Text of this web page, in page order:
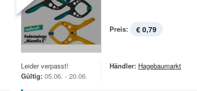
Preis: € 0,79
Leider verpasst!
Gültig: 05.06. - 20.06.
Händler: Hagebaumarkt